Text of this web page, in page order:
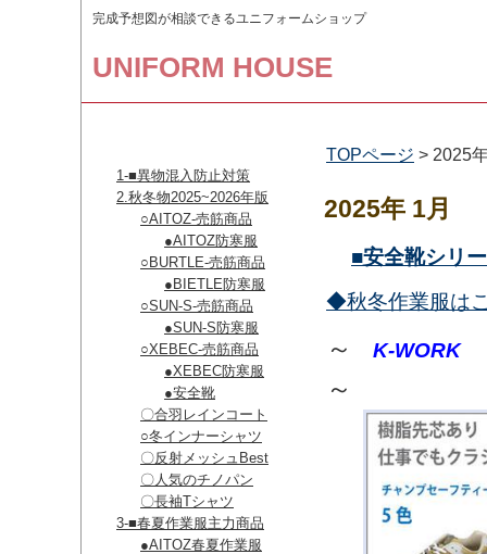
完成予想図が相談できるユニフォームショップ
UNIFORM HOUSE
TOPページ > 2025
2025年 1月
■安全靴シリ
◆秋冬作業服
～ K-WORK
～​
1-■異物混入防止対策
2.秋冬物2025~2026年版
○AITOZ-売筋商品
●AITOZ防寒服
○BURTLE-売筋商品
●BIETLE防寒服
○SUN-S-売筋商品
●SUN-S防寒服
○XEBEC-売筋商品
●XEBEC防寒服
●安全靴
〇合羽レインコート
○冬インナーシャツ
〇反射メッシュBest
〇人気のチノパン
〇長袖Tシャツ
3-■春夏作業服主力商品
●AITOZ春夏作業服